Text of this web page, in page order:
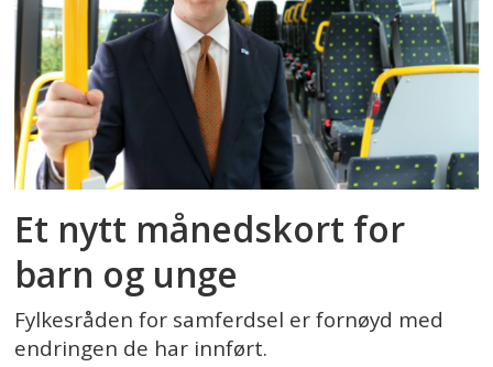
Et nytt månedskort for
barn og unge
Fylkesråden for samferdsel er fornøyd med
endringen de har innført.